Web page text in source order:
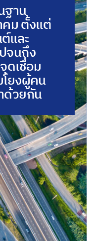
ฐาน
ม ตั้งแต่
และ
จนถึง
ดเชื่อม
โยงผู้คน
ด้วยกัน